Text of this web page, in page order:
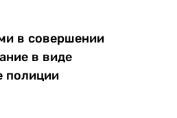
в совершении
в виде
полиции